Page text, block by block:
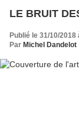
LE BRUIT
Publié le 31/10/2018
Par Michel Dandelot